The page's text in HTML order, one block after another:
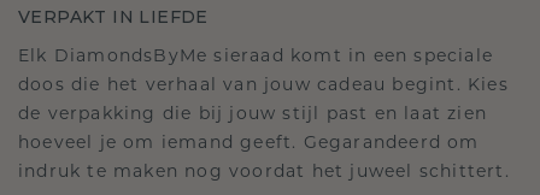
VERPAKT IN LIEFDE
Elk DiamondsByMe sieraad komt in een speciale
doos die het verhaal van jouw cadeau begint. Kies
de verpakking die bij jouw stijl past en laat zien
hoeveel je om iemand geeft. Gegarandeerd om
indruk te maken nog voordat het juweel schittert.